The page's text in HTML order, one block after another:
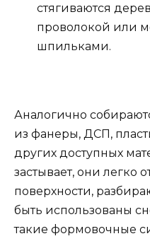
стягиваются
проволокой или
шпильками.
Аналогично
из фанеры, ДСП,
других доступных
застывает, они легко
поверхности,
быть использованы
такие формовочные